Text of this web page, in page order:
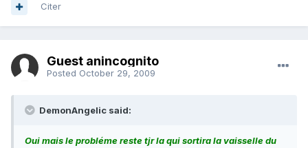
Citer
Guest anincognito
Posted October 29, 2009
DemonAngelic said:
Oui mais le probléme reste tjr la qui sortira la vaisselle du